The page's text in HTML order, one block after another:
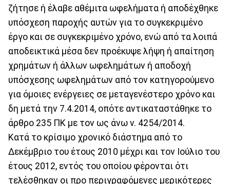
ζήτησε ή έλαβε αθέμιτα ωφελήματα ή αποδέχθηκε
υπόσχεση παροχής αυτών για το συγκεκριμένο
έργο και σε συγκεκριμένο χρόνο, ενώ από τα λοιπά
αποδεικτικά μέσα δεν προέκυψε λήψη ή απαίτηση
χρημάτων ή άλλων ωφελημάτων ή αποδοχή
υπόσχεσης ωφελημάτων από τον κατηγορούμενο
για όμοιες ενέργειες σε μεταγενέστερο χρόνο και
δη μετά την 7.4.2014, οπότε αντικαταστάθηκε το
άρθρο 235 ΠΚ με τον ως άνω ν. 4254/2014.
Κατά το κρίσιμο χρονικό διάστημα από το
Δεκέμβριο του έτους 2010 μέχρι και τον Ιούλιο του
έτους 2012, εντός του οποίου φέρονται ότι
τελέσθηκαν οι προ περιγραφόμενες μερικότερες